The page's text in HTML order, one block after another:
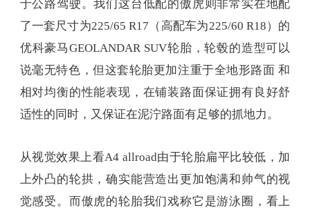
适性的同时，又保证在泥泞路面有足够的抓地力。
从视觉效果上看A4 allroad由于轮胎扁平比较低，加
上外凸的轮拱，确实能营造出更加饱满和帅气的视
觉感受。而傲虎的轮胎我们戏称它是游泳圈，看上
去确实有点过目即忘的感觉，但从实用的角度和走
合中国的路况。